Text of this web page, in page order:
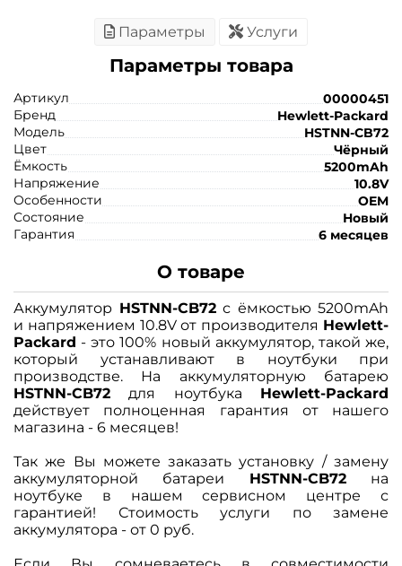
Параметры Услуги
Параметры товара
Артикул
00000451
Бренд
Hewlett-Packard
Модель
HSTNN-CB72
Цвет
Чёрный
Ёмкость
5200mAh
Напряжение
10.8V
Особенности
OEM
Состояние
Новый
Гарантия
6 месяцев
О товаре
Аккумулятор HSTNN-CB72с ёмкостью 5200mAh
и напряжением 10.8V от производителя Hewlett-
Packard - это 100% новый аккумулятор, такой же,
который устанавливают в ноутбуки при
производстве. На аккумуляторную батарею
HSTNN-CB72 для ноутбука Hewlett-Packard
действует полноценная гарантия от нашего
магазина - 6 месяцев!
Так же Вы можете заказать установку / замену
аккумуляторной батареи HSTNN-CB72на
ноутбуке в нашем сервисном центре с
гарантией! Стоимость услуги по замене
аккумулятора - от 0 руб.